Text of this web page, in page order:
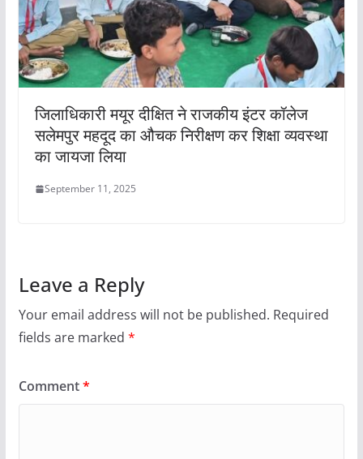
जिलाधिकारी मयूर दीक्षित ने राजकीय इंटर कॉलेज
सलेमपुर महदूद का औचक निरीक्षण कर शिक्षा व्यवस्था
का जायजा लिया
September 11, 2025
Leave a Reply
Your email address will not be published. Required
fields are marked *
Comment*